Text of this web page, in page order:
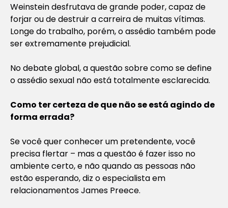
Weinstein desfrutava de grande poder, capaz de
forjar ou de destruir a carreira de muitas vítimas.
Longe do trabalho, porém, o assédio também pode
ser extremamente prejudicial.
No debate global, a questão sobre como se define
o assédio sexual não está totalmente esclarecida.
Como ter certeza de que não se está agindo de
forma errada?
Se você quer conhecer um pretendente, você
precisa flertar – mas a questão é fazer isso no
ambiente certo, e não quando as pessoas não
estão esperando, diz o especialista em
relacionamentos James Preece.